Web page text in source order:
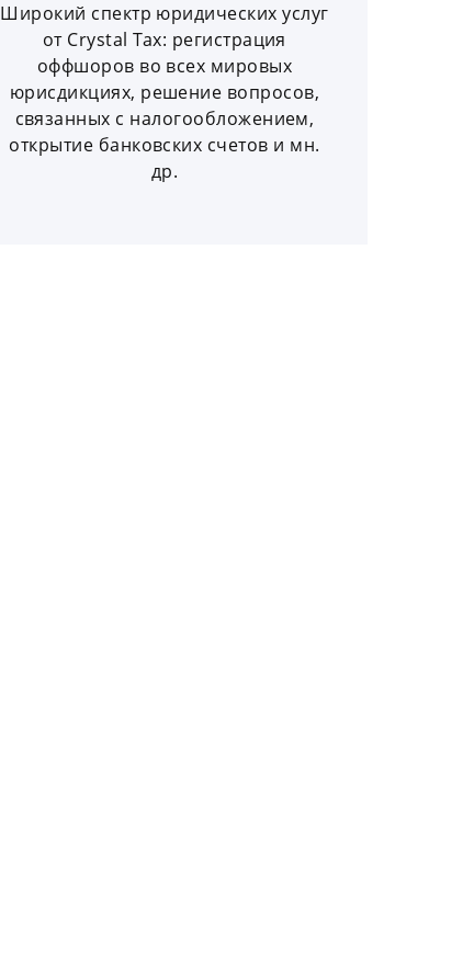
Широкий спектр юридических услуг
от Crystal Tax: регистрация
оффшоров во всех мировых
юрисдикциях, решение вопросов,
связанных с налогообложением,
открытие банковских счетов и мн.
др.